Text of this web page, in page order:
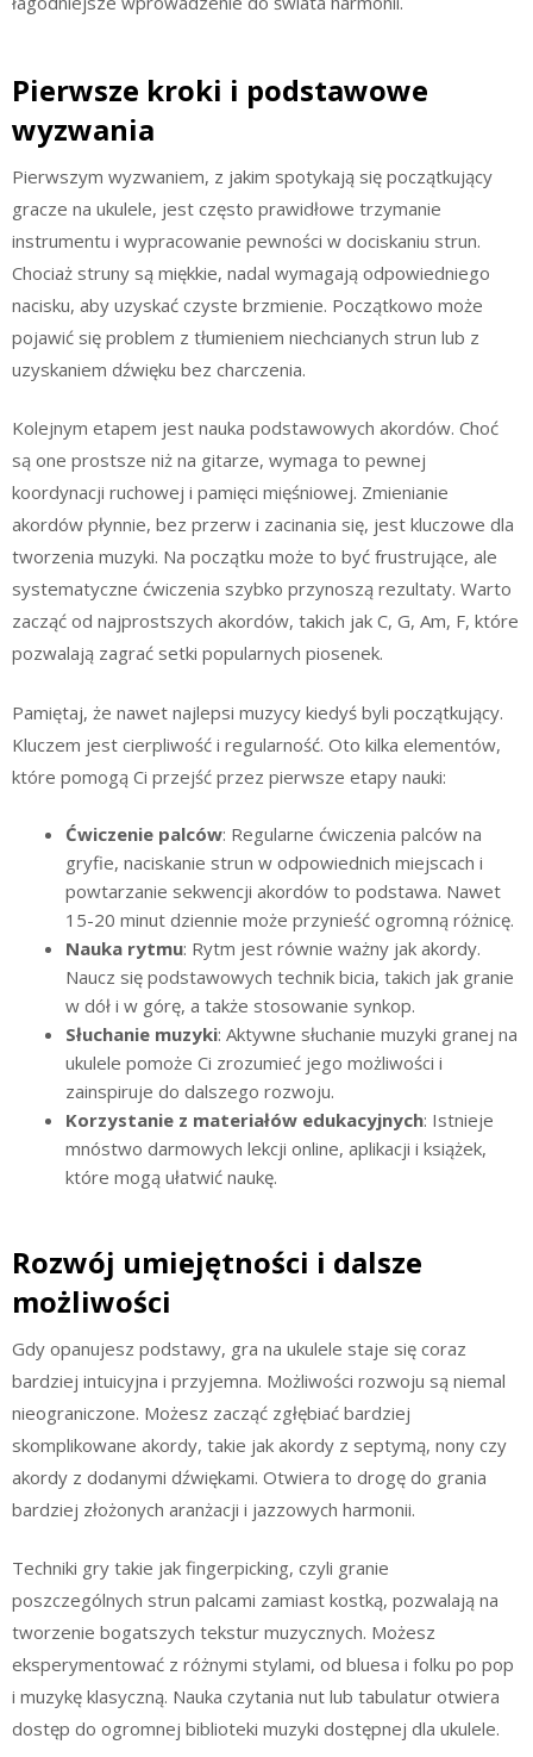
Pierwsze kroki i podstawowe
wyzwania
Pierwszym wyzwaniem, z jakim spotykają się początkujący
gracze na ukulele, jest często prawidłowe trzymanie
instrumentu i wypracowanie pewności w dociskaniu strun.
Chociaż struny są miękkie, nadal wymagają odpowiedniego
nacisku, aby uzyskać czyste brzmienie. Początkowo może
pojawić się problem z tłumieniem niechcianych strun lub z
uzyskaniem dźwięku bez charczenia.
Kolejnym etapem jest nauka podstawowych akordów. Choć
są one prostsze niż na gitarze, wymaga to pewnej
koordynacji ruchowej i pamięci mięśniowej. Zmienianie
akordów płynnie, bez przerw i zacinania się, jest kluczowe dla
tworzenia muzyki. Na początku może to być frustrujące, ale
systematyczne ćwiczenia szybko przynoszą rezultaty. Warto
zacząć od najprostszych akordów, takich jak C, G, Am, F, które
pozwalają zagrać setki popularnych piosenek.
Pamiętaj, że nawet najlepsi muzycy kiedyś byli początkujący.
Kluczem jest cierpliwość i regularność. Oto kilka elementów,
które pomogą Ci przejść przez pierwsze etapy nauki:
Ćwiczenie palców: Regularne ćwiczenia palców na
gryfie, naciskanie strun w odpowiednich miejscach i
powtarzanie sekwencji akordów to podstawa. Nawet
15-20 minut dziennie może przynieść ogromną różnicę.
Nauka rytmu: Rytm jest równie ważny jak akordy.
Naucz się podstawowych technik bicia, takich jak granie
w dół i w górę, a także stosowanie synkop.
Słuchanie muzyki: Aktywne słuchanie muzyki granej na
ukulele pomoże Ci zrozumieć jego możliwości i
zainspiruje do dalszego rozwoju.
Korzystanie z materiałów edukacyjnych: Istnieje
mnóstwo darmowych lekcji online, aplikacji i książek,
które mogą ułatwić naukę.
Rozwój umiejętności i dalsze
możliwości
Gdy opanujesz podstawy, gra na ukulele staje się coraz
bardziej intuicyjna i przyjemna. Możliwości rozwoju są niemal
nieograniczone. Możesz zacząć zgłębiać bardziej
skomplikowane akordy, takie jak akordy z septymą, nony czy
akordy z dodanymi dźwiękami. Otwiera to drogę do grania
bardziej złożonych aranżacji i jazzowych harmonii.
Techniki gry takie jak fingerpicking, czyli granie
poszczególnych strun palcami zamiast kostką, pozwalają na
tworzenie bogatszych tekstur muzycznych. Możesz
eksperymentować z różnymi stylami, od bluesa i folku po pop
i muzykę klasyczną. Nauka czytania nut lub tabulatur otwiera
dostęp do ogromnej biblioteki muzyki dostępnej dla ukulele.